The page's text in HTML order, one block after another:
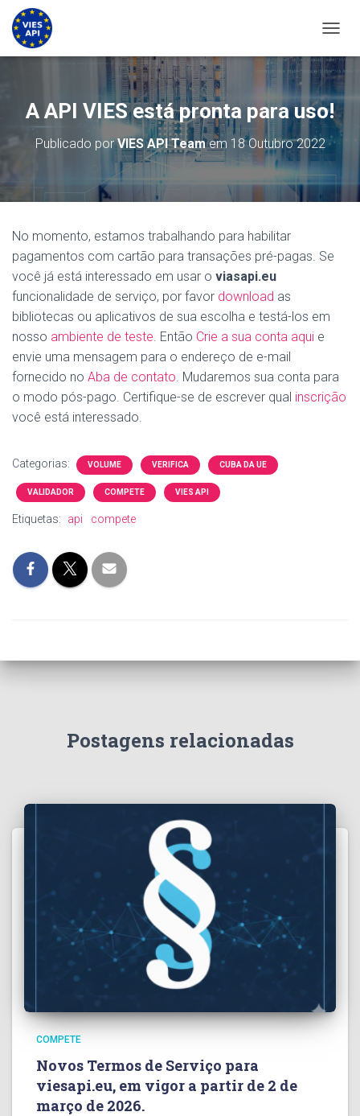
A API VIES está pronta para uso!
Publicado porVIES API Teamem 18 Outubro 2022
No momento, estamos trabalhando para habilitar
pagamentos com cartão para transações pré-pagas. Se
você já está interessado em usar o viasapi.eu
funcionalidade de serviço, por favor download as
bibliotecas ou aplicativos de sua escolha e testá-los em
nosso ambiente de teste. Então Crie a sua conta aqui e
envie uma mensagem para o endereço de e-mail
fornecido no Aba de contato. Mudaremos sua conta para
o modo pós-pago. Certifique-se de escrever qual inscrição
você está interessado.
Categorias: VOLUME VERIFICA CUBA DA UE
VALIDADOR COMPETE VIES API
Etiquetas: api compete
Postagens relacionadas
COMPETE
Novos Termos de Serviço para
viesapi.eu, em vigor a partir de 2 de
março de 2026.